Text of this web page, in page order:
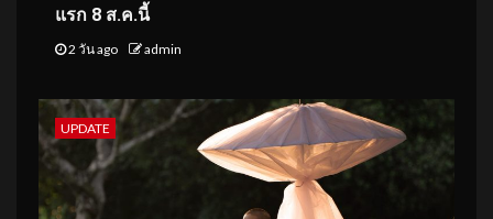
แรก 8 ส.ค.นี้
2 วัน ago admin
UPDATE